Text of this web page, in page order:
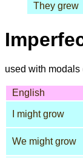
They grew
used with modals
English
I might grow
We might grow